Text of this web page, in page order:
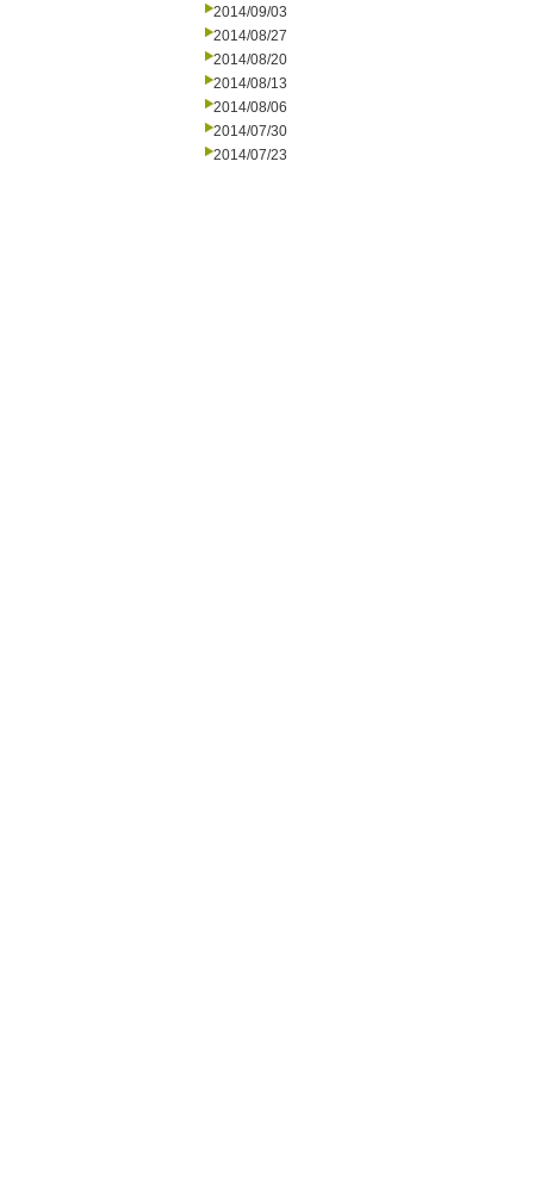
2014/09/03
2014/08/27
2014/08/20
2014/08/13
2014/08/06
2014/07/30
2014/07/23